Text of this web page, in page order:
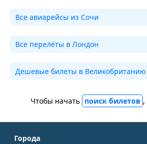
Все авиарейсы из Сочи
Все перелёты в Лондон
Дешевые билеты в Великобританию
Чтобы начать поиск билетов ,
Города